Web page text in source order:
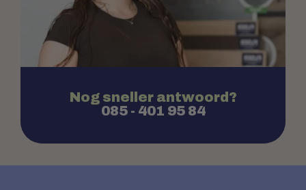
Nog sneller antwoord?
085 - 401 95 84